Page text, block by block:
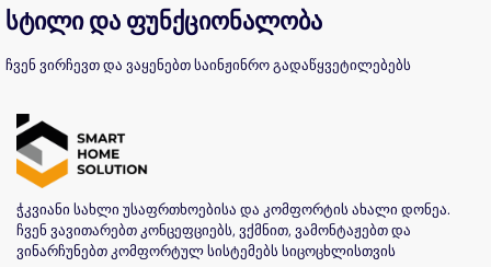
ჭკვიანი სახლი უსაფრთხოებისა და კომფორტის ახალი დონეა.
ჩვენ ვავითარებთ კონცეფციებს, ვქმნით, ვამონტაჟებთ და
ვინარჩუნებთ კომფორტულ სისტემებს სიცოცხლისთვის
სტილი და ფუნქციონალობა
ჩვენ ვირჩევთ და ვაყენებთ საინჟინრო გადაწყვეტილებებს